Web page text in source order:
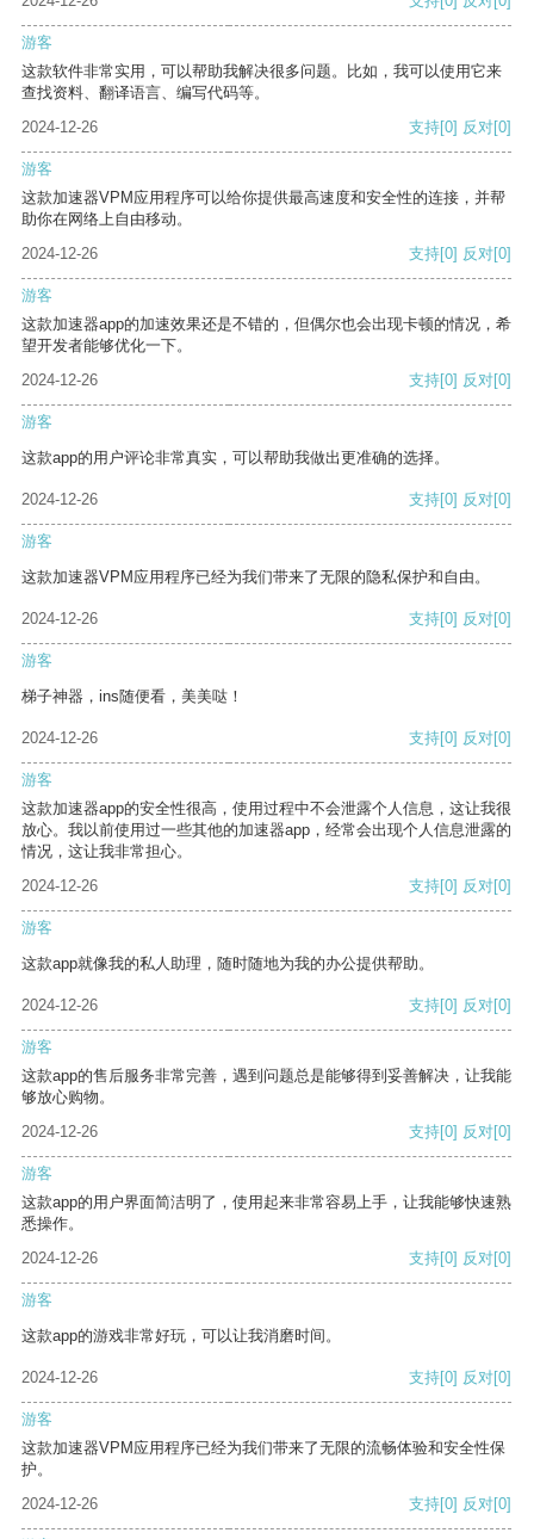
游客
这款软件非常实用，可以帮助我解决很多问题。比如，我可以使用它来
查找资料、翻译语言、编写代码等。
2024-12-26
支持[0] 反对[0]
游客
这款加速器VPM应用程序可以给你提供最高速度和安全性的连接，并帮
助你在网络上自由移动。
2024-12-26
支持[0] 反对[0]
游客
这款加速器app的加速效果还是不错的，但偶尔也会出现卡顿的情况，希
望开发者能够优化一下。
2024-12-26
支持[0] 反对[0]
游客
这款app的用户评论非常真实，可以帮助我做出更准确的选择。
2024-12-26 支持[0] 反对[0]
游客
这款加速器VPM应用程序已经为我们带来了无限的隐私保护和自由。
2024-12-26 支持[0] 反对[0]
游客
梯子神器，ins随便看，美美哒！
2024-12-26 支持[0] 反对[0]
游客
这款加速器app的安全性很高，使用过程中不会泄露个人信息，这让我很
放心。我以前使用过一些其他的加速器app，经常会出现个人信息泄露的
情况，这让我非常担心。
2024-12-26
支持[0] 反对[0]
游客
这款app就像我的私人助理，随时随地为我的办公提供帮助。
2024-12-26 支持[0] 反对[0]
游客
这款app的售后服务非常完善，遇到问题总是能够得到妥善解决，让我能
够放心购物。
2024-12-26
支持[0] 反对[0]
游客
这款app的用户界面简洁明了，使用起来非常容易上手，让我能够快速熟
悉操作。
2024-12-26
支持[0] 反对[0]
游客
这款app的游戏非常好玩，可以让我消磨时间。
2024-12-26 支持[0] 反对[0]
游客
这款加速器VPM应用程序已经为我们带来了无限的流畅体验和安全性保
护。
2024-12-26
支持[0] 反对[0]